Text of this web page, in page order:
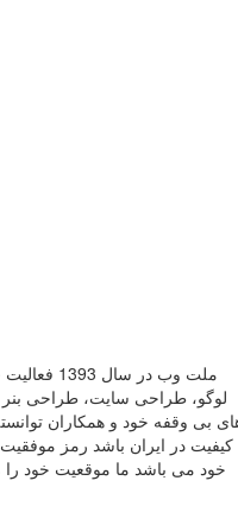
ملت وب
لوگو، طراحی سایت، طراحی
بی وقفه خود و همکاران
کیفیت در ایران باشد رمز
خود می باشد ما موقعیت خود